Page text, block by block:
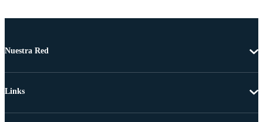
Nuestra Red
Links